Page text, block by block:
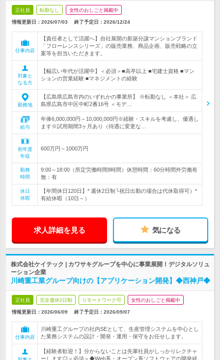
正社員 転勤なし 女性のおしごと掲載中
情報更新日：2026/07/03 終了予定日： 2026/12/24
仕事内容
【責任者として活躍へ】自社展開の新築分譲マンションブランド
「フローレンスシリーズ」の販売業務、商品企画、販売戦略の立
案等を担当いただきます。
対象と
なる方
【幅広い年代が活躍中】＜必須＞■高卒以上 ■宅建士資格 ■マン
ションの営業経験 ■マネジメントの経験
勤務地
【広島県広島市内のいずれかの事業所】 ※転勤なし ＜本社＞ 広
島県広島市中区中町2番16号 ＜モデ…
給与
年俸6,000,000円～10,000,000円※経験・スキルを考慮し、優遇し
ます※試用期間3ヶ月あり（待遇に変更な…
初年度
年収
600万円～1000万円
勤務
時間
9:00～18:00（所定労働時間8時間）休憩時間：60分時間外労働有
無：有
休日
休暇
【年間休日120日】* 週休2日制└祝日出勤の場合は代休取得可）*
有給休暇（10日～）
求人詳細を見る 気になる
株式会社ケイテック | カワサキグループを中心に事業展開！デジタルソリュ
ーション企業
川崎重工業グループ向けの【アプリケーション開発】◆西神戸◆
正社員 完全週休2日制 リモートワーク可 女性のおしごと掲載中
情報更新日：2026/06/09 終了予定日： 2026/09/07
仕事内容
川崎重工グループの社内SEとして、生産管理システムを中心とし
た業務システムの設計・開発・運用・保守をお任せします。
【経験者歓迎！】分からないことは先輩社員がしっかりレクチャ
ーします◎＜必須＞◆Web系・オープン系ソフトウェアの開発経